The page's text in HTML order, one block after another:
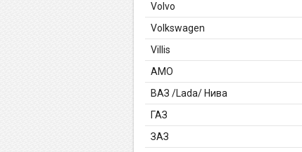
Volvo
Volkswagen
Villis
АМО
ВАЗ /Lada/ Нива
ГАЗ
ЗАЗ